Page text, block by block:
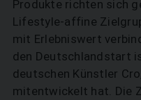
Produkte richten sich
Lifestyle-affine
mit Erlebniswert
den Deutschlandstart
deutschen Künstler
mitentwickelt hat. Die